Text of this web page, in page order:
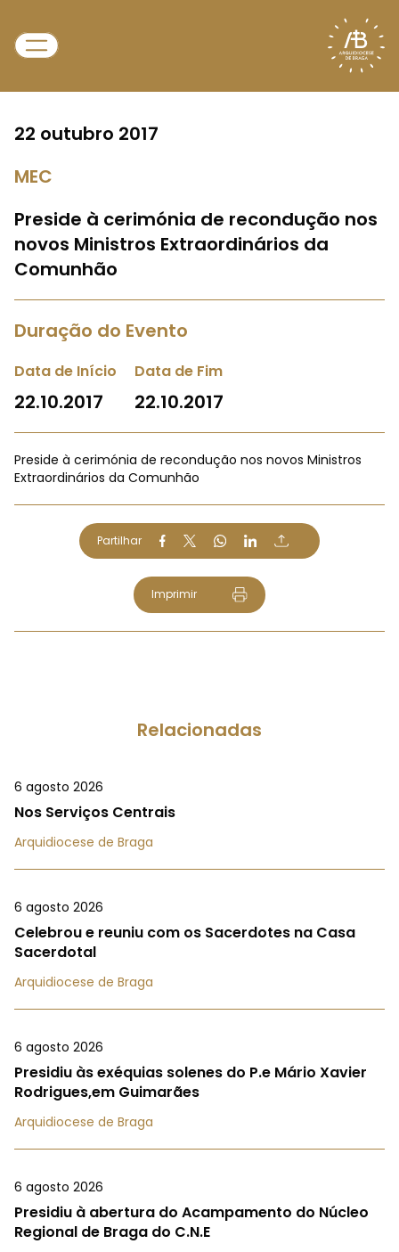
22 outubro 2017
MEC
Preside à cerimónia de recondução nos
novos Ministros Extraordinários da
Comunhão
Duração do Evento
Data de Início
22.10.2017
Data de Fim
22.10.2017
Preside à cerimónia de recondução nos novos Ministros
Extraordinários da Comunhão
Partilhar
Imprimir
Relacionadas
6 agosto 2026
Nos Serviços Centrais
Arquidiocese de Braga
6 agosto 2026
Celebrou e reuniu com os Sacerdotes na Casa
Sacerdotal
Arquidiocese de Braga
6 agosto 2026
Presidiu às exéquias solenes do P.e Mário Xavier
Rodrigues,em Guimarães
Arquidiocese de Braga
6 agosto 2026
Presidiu à abertura do Acampamento do Núcleo
Regional de Braga do C.N.E